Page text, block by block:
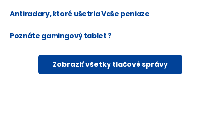
Antiradary, ktoré ušetria Vaše peniaze
Poznáte gamingový tablet ?
Zobraziť všetky tlačové správy